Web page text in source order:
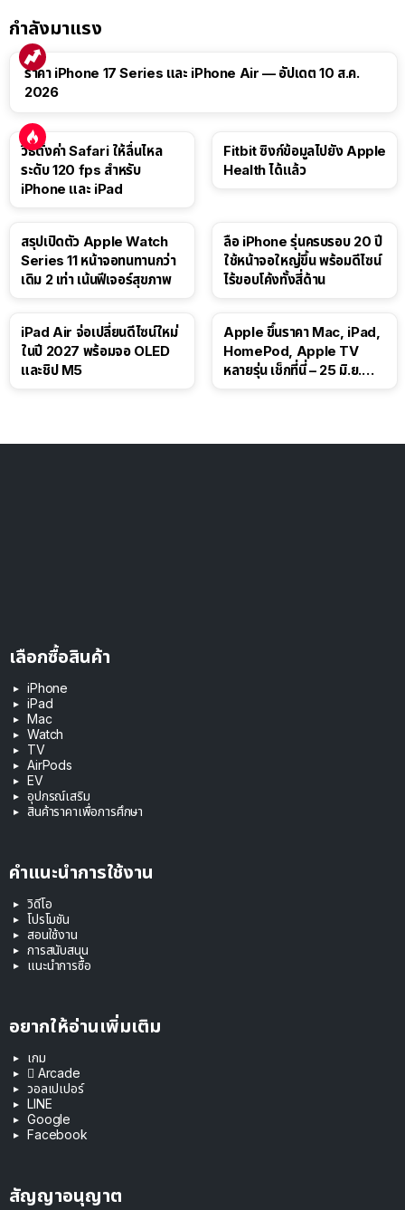
กำลังมาแรง
ราคา iPhone 17 Series และ iPhone Air — อัปเดต 10 ส.ค.
2026
วิธีตั้งค่า Safari ให้ลื่นไหล
ระดับ 120 fps สำหรับ
iPhone และ iPad
Fitbit ซิงก์ข้อมูลไปยัง Apple
Health ได้แล้ว
สรุปเปิดตัว Apple Watch
Series 11 หน้าจอทนทานกว่า
เดิม 2 เท่า เน้นฟีเจอร์สุขภาพ
ลือ iPhone รุ่นครบรอบ 20 ปี
ใช้หน้าจอใหญ่ขึ้น พร้อมดีไซน์
ไร้ขอบโค้งทั้งสี่ด้าน
iPad Air จ่อเปลี่ยนดีไซน์ใหม่
ในปี 2027 พร้อมจอ OLED
และชิป M5
Apple ขึ้นราคา Mac, iPad,
HomePod, Apple TV
หลายรุ่น เช็กที่นี่ – 25 มิ.ย.
เลือกซื้อสินค้า
iPhone
iPad
Mac
Watch
TV
AirPods
EV
อุปกรณ์เสริม
สินค้าราคาเพื่อการศึกษา
คำแนะนำการใช้งาน
วิดีโอ
โปรโมชัน
สอนใช้งาน
การสนับสนุน
แนะนำการซื้อ
อยากให้อ่านเพิ่มเติม
เกม
 Arcade
วอลเปเปอร์
LINE
Google
Facebook
สัญญาอนุญาต